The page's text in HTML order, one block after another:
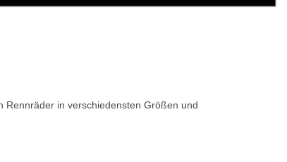
Rennräder in verschiedensten Größen und